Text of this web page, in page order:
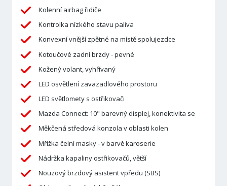
Kolenní airbag řidiče
Kontrolka nízkého stavu paliva
Konvexní vnější zpětné na místě spolujezdce
Kotoučové zadní brzdy - pevné
Kožený volant, vyhřívaný
LED osvětlení zavazadlového prostoru
LED světlomety s ostřikovači
Mazda Connect: 10" barevný displej, konektivita se
Měkčená středová konzola v oblasti kolen
Mřížka čelní masky - v barvě karoserie
Nádržka kapaliny ostřikovačů, větší
Nouzový brzdový asistent vpředu (SBS)